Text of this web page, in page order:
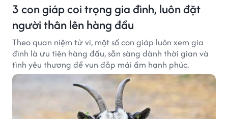
3 con giáp coi trọng gia đình, luôn đặt
người thân lên hàng đầu
Theo quan niệm tử vi, một số con giáp luôn xem gia
đình là ưu tiên hàng đầu, sẵn sàng dành thời gian và
tình yêu thương để vun đắp mái ấm hạnh phúc.